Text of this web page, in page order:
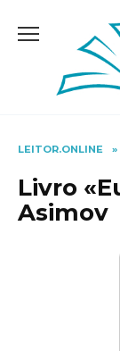
LEITOR.ONLINE »
Livro
Asimov